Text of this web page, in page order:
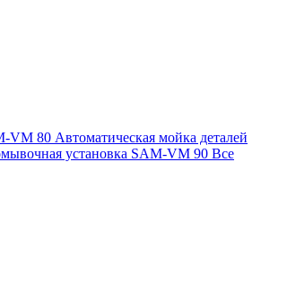
VM 80 Автоматическая мойка деталей
установка SAM-VM 90 Все